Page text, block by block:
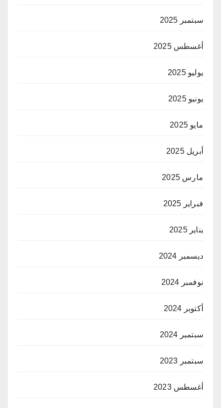
سبتمبر 2025
أغسطس 2025
يوليو 2025
يونيو 2025
مايو 2025
أبريل 2025
مارس 2025
فبراير 2025
يناير 2025
ديسمبر 2024
نوفمبر 2024
أكتوبر 2024
سبتمبر 2024
سبتمبر 2023
أغسطس 2023